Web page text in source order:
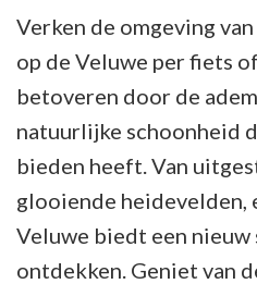
Verken de omgeving
op de Veluwe per fiets
betoveren door de
natuurlijke schoonheid
bieden heeft. Van
glooiende heidevelden,
Veluwe biedt een
ontdekken. Geniet van